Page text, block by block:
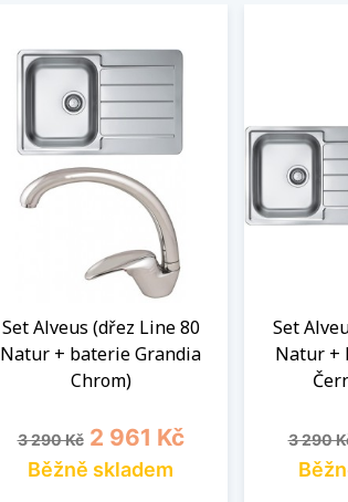
Set Alveus (dřez Line 80
Natur + baterie Grandia
Chrom)
Běžná cena
3 290 Kč Cena
2 961 Kč
Běžně skladem
Set
Natur +
Běžná
3 290